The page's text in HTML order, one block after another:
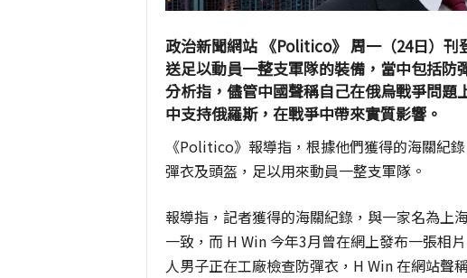
政治新聞網站 《Politico》 周一（24日）
送足以動員一整支軍隊的裝備，當中包括
分析指，儘管中國聲稱自己在俄烏戰爭問
中支持俄羅斯，在戰爭中帶來實質影響。
《Politico》報導指，根據他們獲得的海關紀
彈衣及頭盔，足以用來動員一整支軍隊。
報導指，記者獲得的海關紀錄，與一家名為上
一致，而 H Win 今年3月曾在網上發布一張相
人男子正在工廠檢查防彈衣，H Win 在網站聲